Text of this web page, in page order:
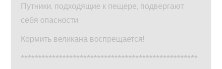
Путники, подходящие к пещере, подвергают
себя опасности
Кормить великана воспрещается!
***************************************************